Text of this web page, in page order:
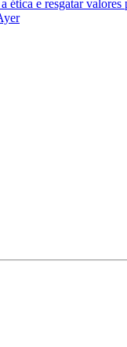
ética e resgatar valores